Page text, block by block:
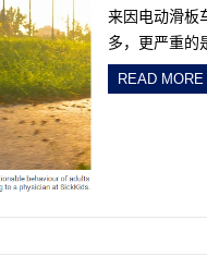
来因电动滑板
多，更严重的
READ MORE